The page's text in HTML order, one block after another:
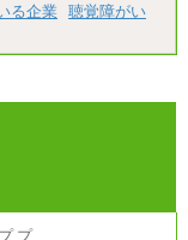
る企業
聴覚障がい